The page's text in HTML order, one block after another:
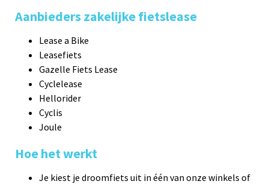
Aanbieders zakelijke fietslease
Lease a Bike
Leasefiets
Gazelle Fiets Lease
Cyclelease
Hellorider
Cyclis
Joule
Hoe het werkt
Je kiest je droomfiets uit in één van onze winkels of